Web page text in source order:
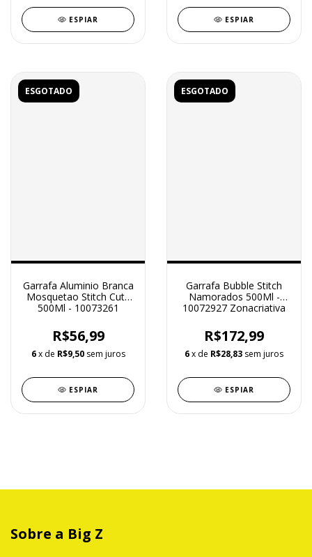
ESPIAR ESPIAR
ESGOTADO
Garrafa Aluminio Branca
Mosquetao Stitch Cute
500Ml - 10073261
R$56,99
6 x de R$9,50 sem juros
ESPIAR
ESGOTADO
Garrafa Bubble Stitch
Namorados 500Ml -
10072927 Zonacriativa
R$172,99
6x de R$28,83 sem juros
ESPIAR
Sobre a Big Z